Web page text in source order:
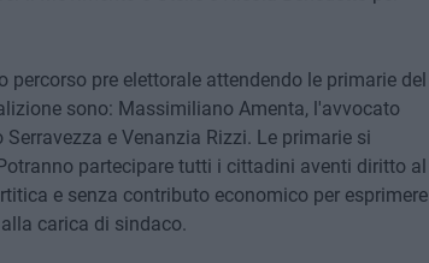
pre elettorale attendendo le primarie del
sono: Massimiliano Amenta, l'avvocato
e Venanzia Rizzi. Le primarie si
partecipare tutti i cittadini aventi diritto al
e senza contributo economico per esprimere
carica di sindaco.